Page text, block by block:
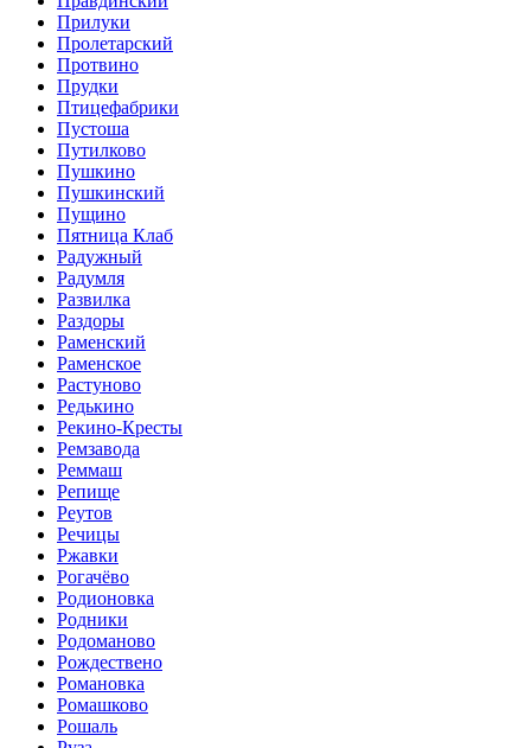
Прилуки
Пролетарский
Протвино
Прудки
Птицефабрики
Пустоша
Путилково
Пушкино
Пушкинский
Пущино
Пятница Клаб
Радужный
Радумля
Развилка
Раздоры
Раменский
Раменское
Растуново
Редькино
Рекино-Кресты
Ремзавода
Реммаш
Репище
Реутов
Речицы
Ржавки
Рогачёво
Родионовка
Родники
Родоманово
Рождествено
Романовка
Ромашково
Рошаль